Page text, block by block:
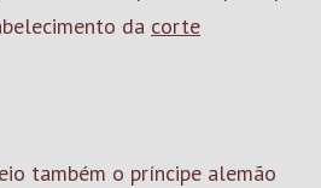
da corte
também o príncipe alemão